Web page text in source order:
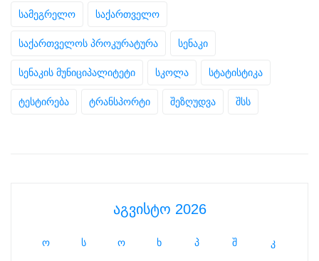
სამეგრელო საქართველო
საქართველოს პროკურატურა სენაკი
სენაკის მუნიციპალიტეტი სკოლა სტატისტიკა
ტესტირება ტრანსპორტი შეზღუდვა შსს
აგვისტო 2026
ო ს ო ხ პ შ კ